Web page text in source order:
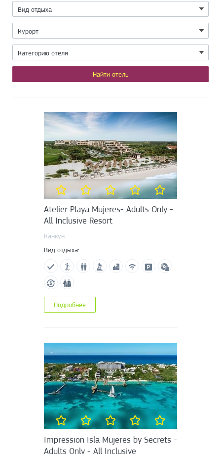
Atelier Playa Mujeres- Adults Only -
All Inclusive Resort
Канкун
Вид отдыха:
Подробнее
Impression Isla Mujeres by Secrets -
Adults Only - All Inclusive